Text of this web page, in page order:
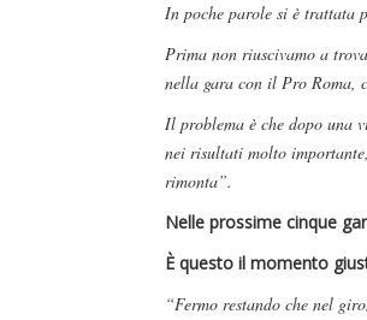
In poche parole si è trattata
Prima non riuscivamo a
nella gara con il Pro Roma,
Il problema è che dopo una
nei risultati molto
rimonta”.
Nelle prossime cinque
È questo il momento
“Fermo restando che nel